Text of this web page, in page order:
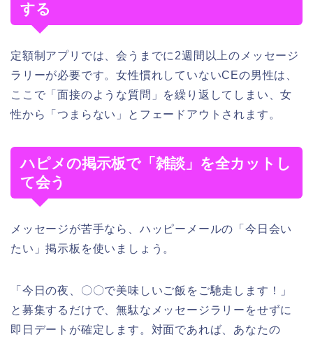
する
定額制アプリでは、会うまでに2週間以上のメッセージ
ラリーが必要です。女性慣れしていないCEの男性は、
ここで「面接のような質問」を繰り返してしまい、女
性から「つまらない」とフェードアウトされます。
ハピメの掲示板で「雑談」を全カットし
て会う
メッセージが苦手なら、ハッピーメールの「今日会い
たい」掲示板を使いましょう。
「今日の夜、〇〇で美味しいご飯をご馳走します！」
と募集するだけで、無駄なメッセージラリーをせずに
即日デートが確定します。対面であれば、あなたの